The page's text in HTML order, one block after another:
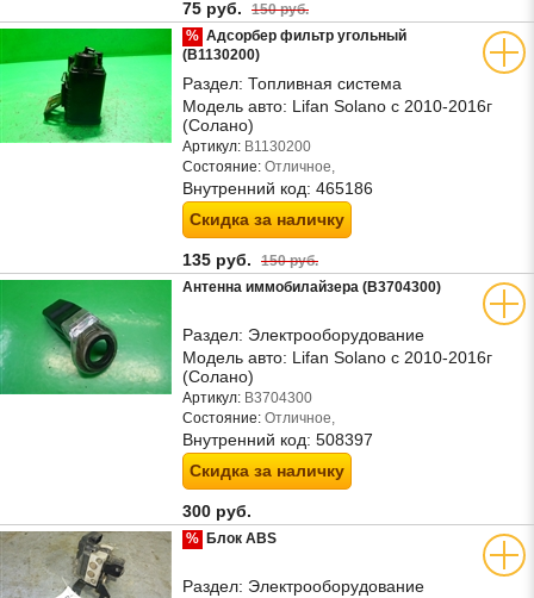
75 руб. 150 руб.
% Адсорбер фильтр угольный
(B1130200)
Раздел: Топливная система
Модель авто: Lifan Solano с 2010-2016г
(Солано)
Артикул: B1130200
Состояние: Отличное,
Внутренний код: 465186
Скидка за наличку
135 руб. 150 руб.
Антенна иммобилайзера (B3704300)
Раздел: Электрооборудование
Модель авто: Lifan Solano с 2010-2016г
(Солано)
Артикул: B3704300
Состояние: Отличное,
Внутренний код: 508397
Скидка за наличку
300 руб.
% Блок ABS
Раздел: Электрооборудование